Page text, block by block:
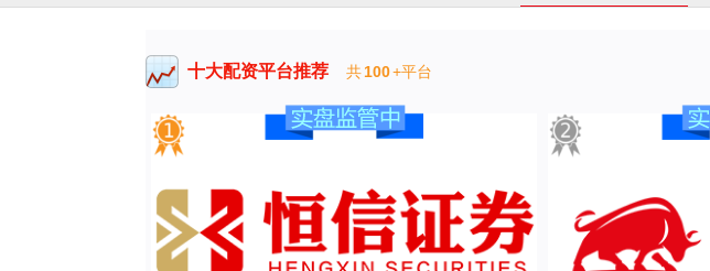
十大配资平台推荐 共100+平台